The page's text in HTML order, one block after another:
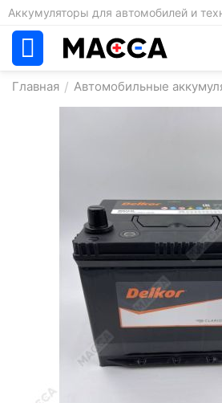
Аккумуляторы для автомобилей и
Главная / Автомобильные